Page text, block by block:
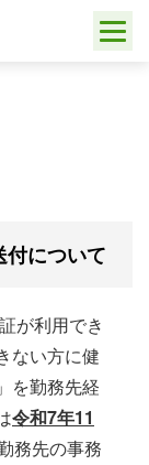
について
が利用でき
ない方に健
を勤務先経
令和7年11
務先の事務